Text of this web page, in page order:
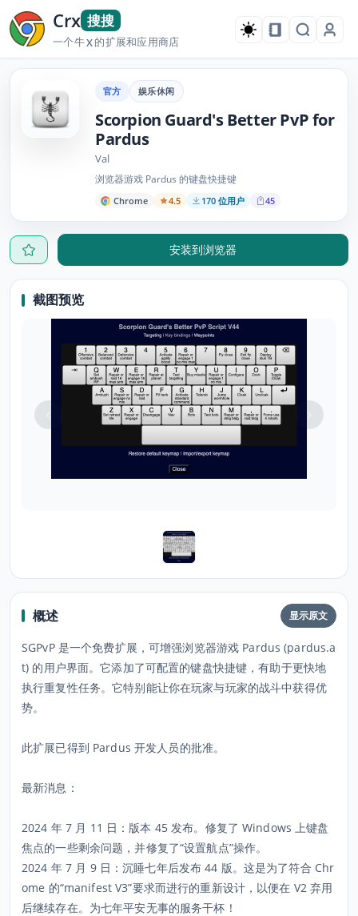
Crx 搜搜
一个牛X的扩展和应用商店
官方 娱乐休闲
Scorpion Guard's Better PvP for
Pardus
Val
浏览器游戏 Pardus 的键盘快捷键
Chrome 4.5 170 位用户 45
安装到浏览器
截图预览
概述 显示原文
SGPvP 是一个免费扩展，可增强浏览器游戏 Pardus (pardus.a
t) 的用户界面。它添加了可配置的键盘快捷键，有助于更快地
执行重复性任务。它特别能让你在玩家与玩家的战斗中获得优
势。
此扩展已得到 Pardus 开发人员的批准。
最新消息：
2024 年 7 月 11 日：版本 45 发布。修复了 Windows 上键盘
焦点的一些剩余问题，并修复了“设置航点”操作。
2024 年 7 月 9 日：沉睡七年后发布 44 版。这是为了符合 Chr
ome 的“manifest V3”要求而进行的重新设计，以便在 V2 弃用
后继续存在。为七年平安无事的服务干杯！